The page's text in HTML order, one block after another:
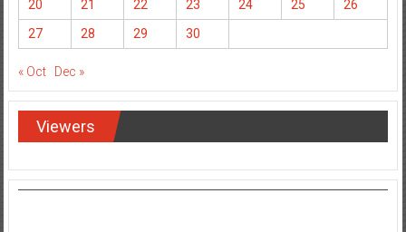
20 21 22 23 24 25
26
27
28 29 30
« Oct Dec »
Viewers